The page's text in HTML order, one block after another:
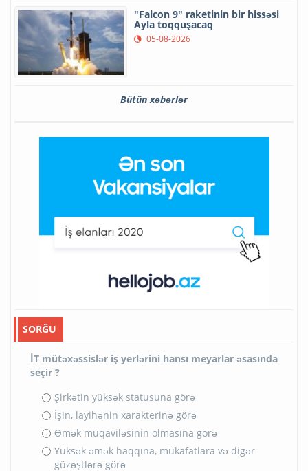
"Falcon 9" raketinin bir hissəsi
Ayla toqquşacaq
05-08-2026
Bütün xəbərlər
SORĞU
İT mütəxəssislər iş yerlərini hansı meyarlar əsasında
seçir ?
Şirkətin yüksək statusuna görə
İşin, layihənin xarakterinə görə
Əmək müqaviləsinin olmasına görə
Yüksək əmək haqqına, mükafatlara və digər
güzəştlərə görə